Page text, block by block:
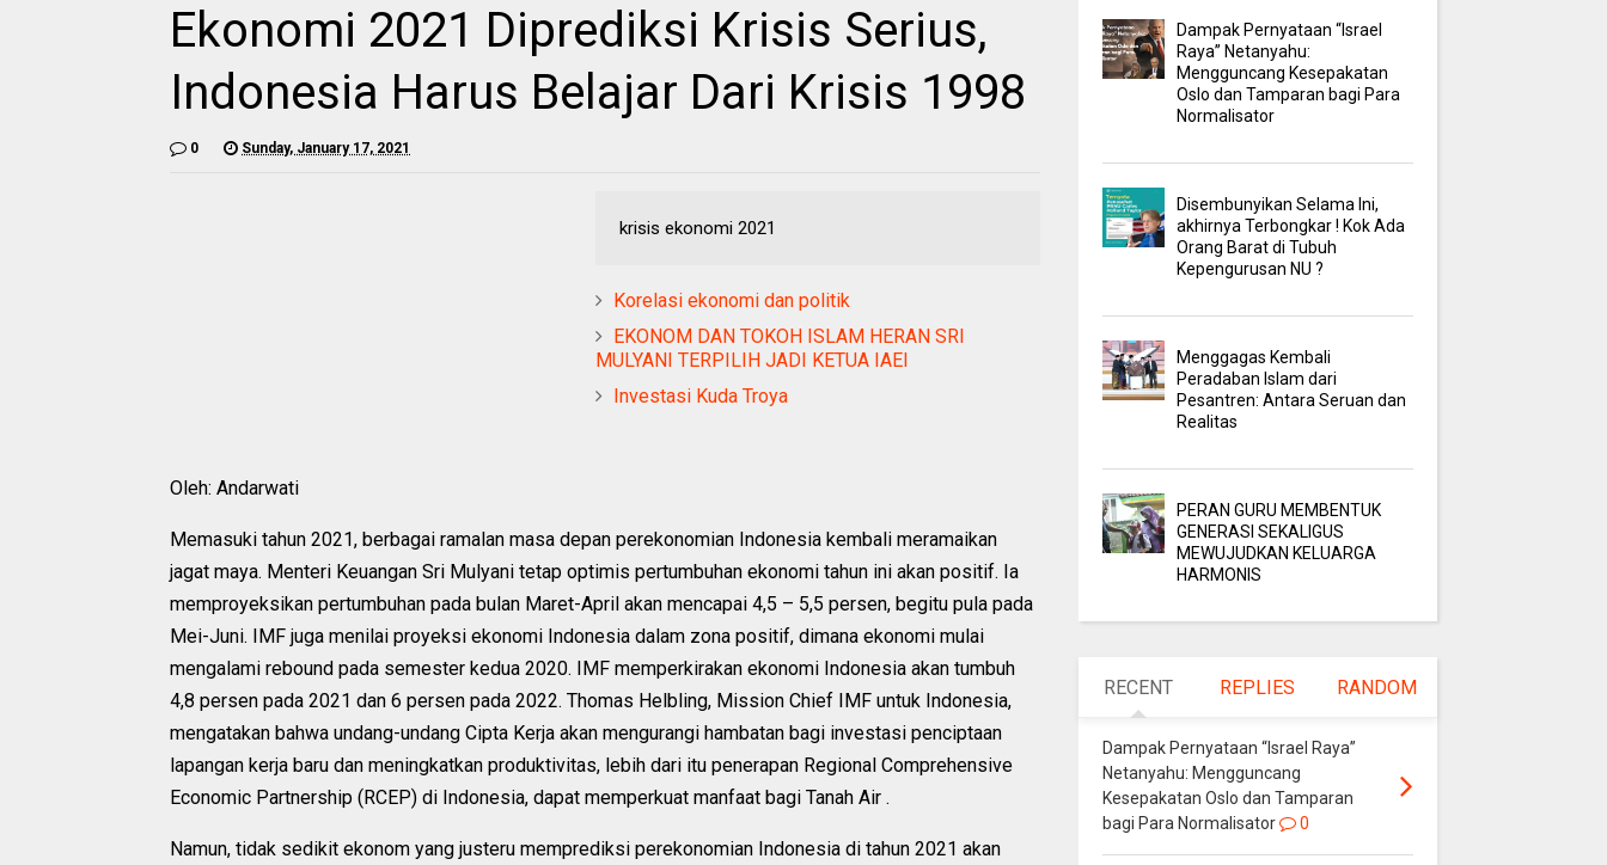
Ekonomi 2021 Diprediksi Krisis Serius,
Indonesia Harus Belajar Dari Krisis 1998
0 Sunday, January 17, 2021
krisis ekonomi 2021
Korelasi ekonomi dan politik
EKONOM DAN TOKOH ISLAM HERAN SRI
MULYANI TERPILIH JADI KETUA IAEI
Investasi Kuda Troya
Oleh: Andarwati
Memasuki tahun 2021, berbagai ramalan masa depan perekonomian Indonesia kembali meramaikan
jagat maya. Menteri Keuangan Sri Mulyani tetap optimis pertumbuhan ekonomi tahun ini akan positif. Ia
memproyeksikan pertumbuhan pada bulan Maret-April akan mencapai 4,5 – 5,5 persen, begitu pula pada
Mei-Juni. IMF juga menilai proyeksi ekonomi Indonesia dalam zona positif, dimana ekonomi mulai
mengalami rebound pada semester kedua 2020. IMF memperkirakan ekonomi Indonesia akan tumbuh
4,8 persen pada 2021 dan 6 persen pada 2022. Thomas Helbling, Mission Chief IMF untuk Indonesia,
mengatakan bahwa undang-undang Cipta Kerja akan mengurangi hambatan bagi investasi penciptaan
lapangan kerja baru dan meningkatkan produktivitas, lebih dari itu penerapan Regional Comprehensive
Economic Partnership (RCEP) di Indonesia, dapat memperkuat manfaat bagi Tanah Air .
Namun, tidak sedikit ekonom yang justeru memprediksi perekonomian Indonesia di tahun 2021 akan
Dampak Pernyataan “Israel
Raya” Netanyahu:
Mengguncang Kesepakatan
Oslo dan Tamparan bagi Para
Normalisator
Disembunyikan Selama Ini,
akhirnya Terbongkar ! Kok Ada
Orang Barat di Tubuh
Kepengurusan NU ?
Menggagas Kembali
Peradaban Islam dari
Pesantren: Antara Seruan dan
Realitas
PERAN GURU MEMBENTUK
GENERASI SEKALIGUS
MEWUJUDKAN KELUARGA
HARMONIS
RECENT REPLIES RANDOM
Dampak Pernyataan “Israel Raya”
Netanyahu: Mengguncang
Kesepakatan Oslo dan Tamparan
bagi Para Normalisator
0